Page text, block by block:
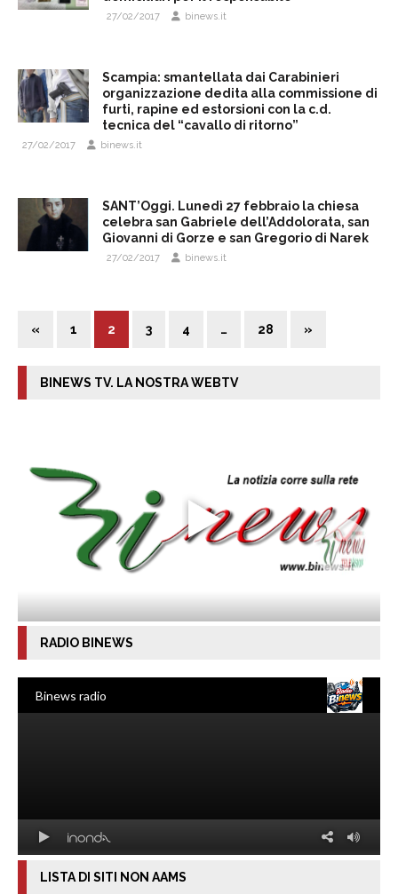
27/02/2017 binews.it
Scampia: smantellata dai Carabinieri
organizzazione dedita alla commissione di
furti, rapine ed estorsioni con la c.d.
tecnica del “cavallo di ritorno”
27/02/2017 binews.it
SANT’Oggi. Lunedì 27 febbraio la chiesa
celebra san Gabriele dell’Addolorata, san
Giovanni di Gorze e san Gregorio di Narek
27/02/2017 binews.it
« 1 2 3 4 … 28 »
BINEWS TV. LA NOSTRA WEBTV
RADIO BINEWS
LISTA DI SITI NON AAMS